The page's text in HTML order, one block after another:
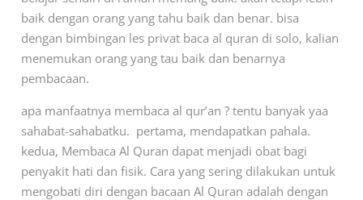
baik dengan orang yang tahu baik dan benar. bisa
dengan bimbingan les privat baca al quran di solo, kalian
menemukan orang yang tau baik dan benarnya
pembacaan.
apa manfaatnya membaca al qur’an ? tentu banyak yaa
sahabat-sahabatku. pertama, mendapatkan pahala.
kedua, Membaca Al Quran dapat menjadi obat bagi
penyakit hati dan fisik. Cara yang sering dilakukan untuk
mengobati diri dengan bacaan Al Quran adalah dengan